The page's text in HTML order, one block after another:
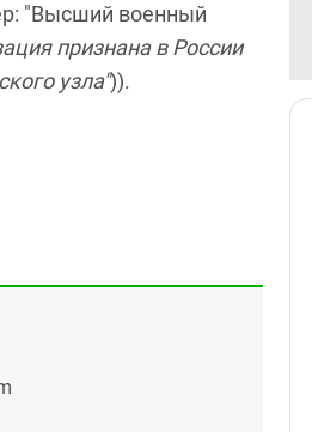
"Высший военный
признана в России
узла")).